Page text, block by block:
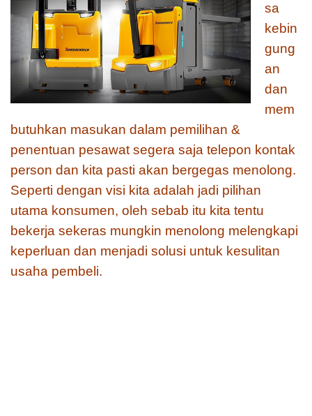
sa
kebin
gung
an
dan
mem
butuhkan masukan dalam pemilihan &
penentuan pesawat segera saja telepon kontak
person dan kita pasti akan bergegas menolong.
Seperti dengan visi kita adalah jadi pilihan
utama konsumen, oleh sebab itu kita tentu
bekerja sekeras mungkin menolong melengkapi
keperluan dan menjadi solusi untuk kesulitan
usaha pembeli.